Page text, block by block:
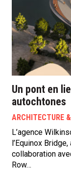
Un pont en
autochtones
ARCHITECTURE
L’agence
l’Equinox
collaboration
Row…